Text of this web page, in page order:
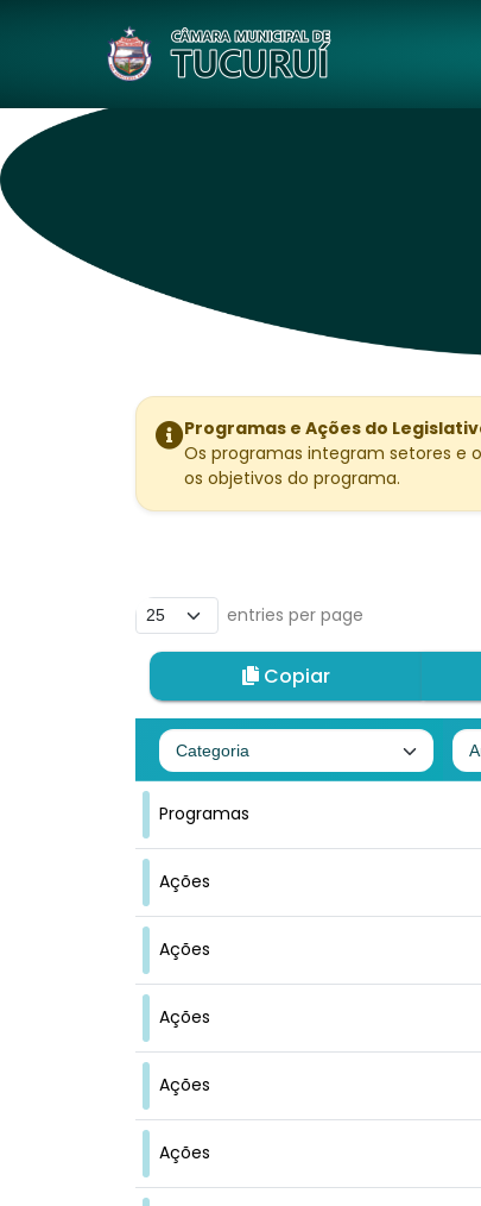
Programas e Ações do
Os programas integram setores e
os objetivos do programa.
entries per page
Copiar
Programas
Ações
Ações
Ações
Ações
Ações